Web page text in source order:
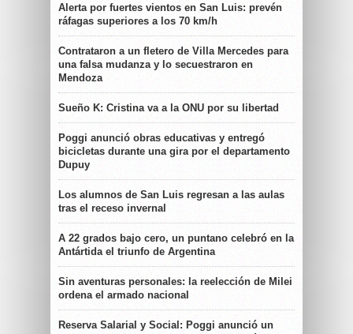
Alerta por fuertes vientos en San Luis: prevén
ráfagas superiores a los 70 km/h
Contrataron a un fletero de Villa Mercedes para
una falsa mudanza y lo secuestraron en
Mendoza
Sueño K: Cristina va a la ONU por su libertad
Poggi anunció obras educativas y entregó
bicicletas durante una gira por el departamento
Dupuy
Los alumnos de San Luis regresan a las aulas
tras el receso invernal
A 22 grados bajo cero, un puntano celebró en la
Antártida el triunfo de Argentina
Sin aventuras personales: la reelección de Milei
ordena el armado nacional
Reserva Salarial y Social: Poggi anunció un